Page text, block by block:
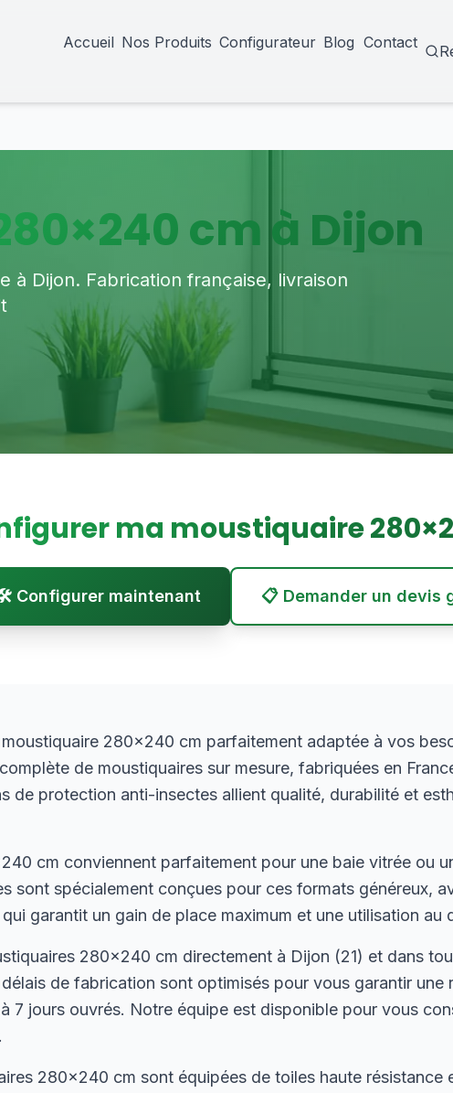
Accueil Nos Produits Configurateur Blog Contact
cm à Dijon
à Dijon. Fabrication française, livraison
ma moustiquaire280×
Configurer maintenant 📋 Demander un devis
280×240 cm parfaitement adaptée à vos
de moustiquaires sur mesure, fabriquées en
de protection anti-insectes allient qualité, durabilité et
cm conviennent parfaitement pour une baie vitrée ou
sont spécialement conçues pour ces formats généreux,
garantit un gain de place maximum et une utilisation au
280×240 cm directement à Dijon (21) et dans
de fabrication sont optimisés pour vous garantir une
7 jours ouvrés. Notre équipe est disponible pour vous
280×240 cm sont équipées de toiles haute résistance